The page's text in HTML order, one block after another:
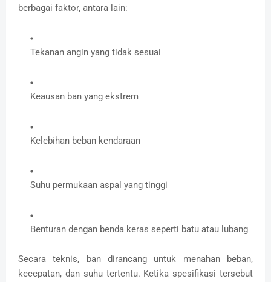
berbagai faktor, antara lain:
Tekanan angin yang tidak sesuai
Keausan ban yang ekstrem
Kelebihan beban kendaraan
Suhu permukaan aspal yang tinggi
Benturan dengan benda keras seperti batu atau lubang
Secara teknis, ban dirancang untuk menahan beban,
kecepatan, dan suhu tertentu. Ketika spesifikasi tersebut